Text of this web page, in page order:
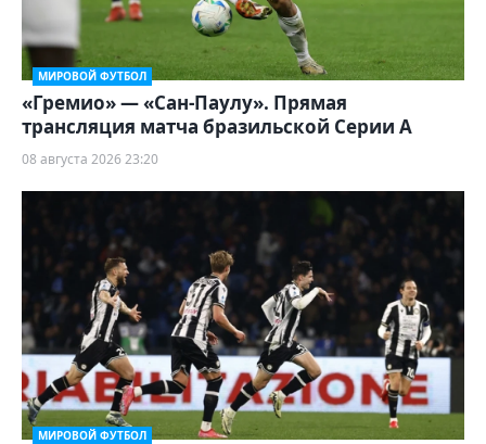
МИРОВОЙ ФУТБОЛ
«Гремио» — «Сан-Паулу». Прямая
трансляция матча бразильской Серии А
08 августа 2026 23:20
МИРОВОЙ ФУТБОЛ